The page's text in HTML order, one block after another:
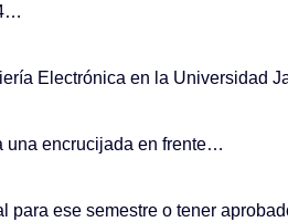
Electrónica en la Universidad
una encrucijada en frente…
para ese semestre o tener